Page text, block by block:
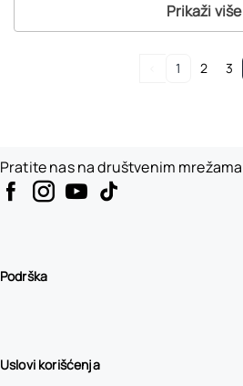
Prikaži više
1 2 3
Podrška
Uslovi korišćenja
Pratite nas na društvenim mrežama